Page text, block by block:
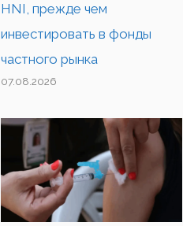
HNI, прежде чем
инвестировать в фонды
частного рынка
07.08.2026